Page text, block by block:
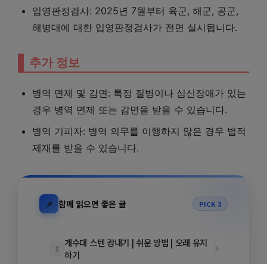
입영판정검사: 2025년 7월부터 육군, 해군, 공군,
해병대에 대한 입영판정검사가 전면 실시됩니다.
추가 정보
병역 면제 및 감면: 특정 질병이나 심신장애가 있는
경우 병역 면제 또는 감면을 받을 수 있습니다.
병역 기피자: 병역 의무를 이행하지 않은 경우 법적
제재를 받을 수 있습니다.
📌 함께 읽으면 좋은 글 PICK 3
1
개수대 스텐 광내기 | 쉬운 방법 | 오래 유지
하기